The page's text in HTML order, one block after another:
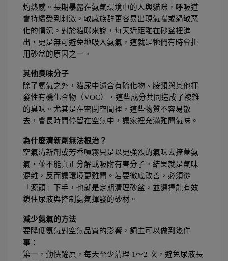
灼熱感。長期暴露在氨氣環境中的人與貓咪，呼吸道
會持續受到刺激，敏感族群更容易出現氣喘或過敏惡
化的情況。對於貓咪來說，每天近距離在砂盆裡進
出，更是無可避免地吸入氨氣，這就是牠們有時會拒
用砂盆的原因之一。
其他臭味分子
除了氨氣之外，貓尿中還含有硫化物、胺類與其他揮
發性有機化合物（VOC），這些成分共同造成了複雜
的臭味。尤其是在密閉空間裡，這些物質不容易散
去，會長時間停留在空氣中，讓家裡充滿難聞氣味。
為什麼清新劑無法根治？
空氣清新劑或芳香噴霧只是以更強烈的氣味去掩蓋氨
氣，並不能真正分解或吸附有害分子。結果就是氣味
混雜，反而讓環境更難聞。若要徹底改善，必須從
「源頭」下手，也就是定期清理砂盆，並選擇能有效
鎖住尿液與控制氨氣揮發的砂材。
減少氨氣的方法
要降低氨氣對空氣品質的影響，飼主可以做到幾件
事：
第一，勤快鏟屎，每天至少清理 1～2 次，避免尿液長